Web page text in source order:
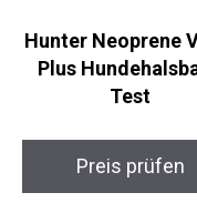
Hunter Neoprene
Plus
Test
Preis prüfen